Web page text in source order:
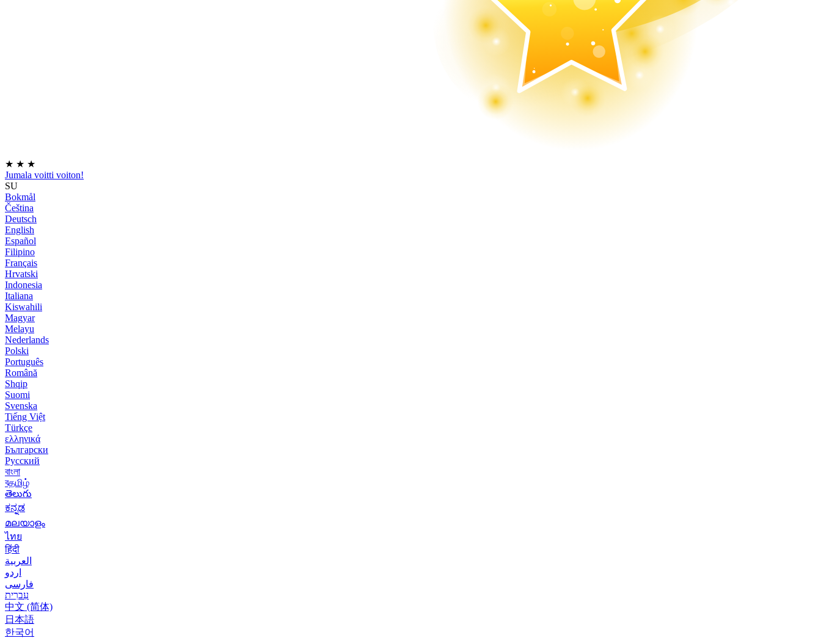
★ ★ ★
Jumala voitti voiton!
SU
Bokmål
Čeština
Deutsch
English
Español
Filipino
Français
Hrvatski
Indonesia
Italiana
Kiswahili
Magyar
Melayu
Nederlands
Polski
Português
Română
Shqip
Suomi
Svenska
Tiếng Việt
Türkçe
ελληνικά
Български
Русский
বাংলা
বதமிழ்
తెలుగు
ಕನ್ನಡ
മലയാളം
ไทย
हिंदी
العربية
اردو
فارسی
עִברִית
中文 (简体)
日本語
한국어